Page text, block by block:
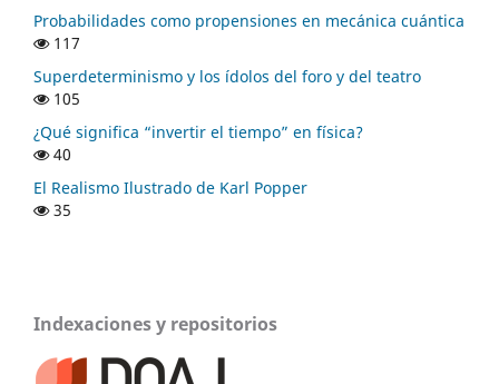
Probabilidades como propensiones en mecánica cuántica
117
Superdeterminismo y los ídolos del foro y del teatro
105
¿Qué significa “invertir el tiempo” en física?
40
El Realismo Ilustrado de Karl Popper
35
Indexaciones y repositorios